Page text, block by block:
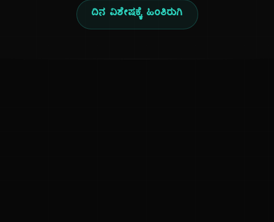
ದಿನ ವಿಶೇಷಕ್ಕೆ ಹಿಂತಿರುಗಿ